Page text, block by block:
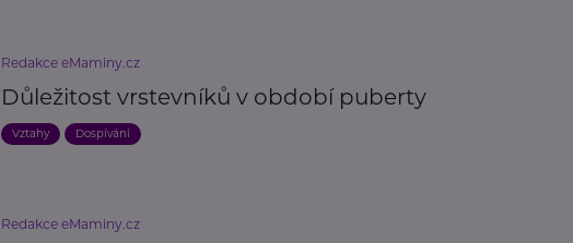
Redakce eMaminy.cz
Důležitost vrstevníků v období puberty
Vztahy Dospívání
Redakce eMaminy.cz